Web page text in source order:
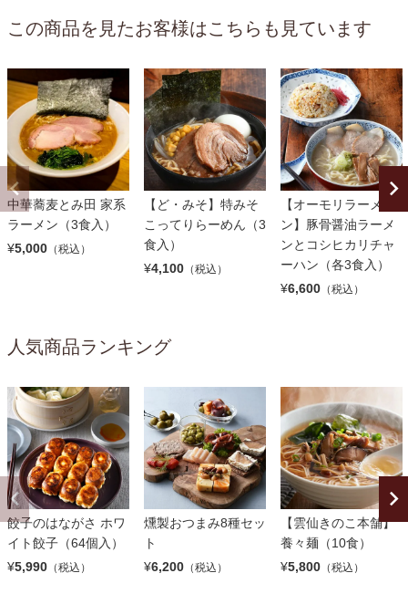
この商品を見たお客様はこちらも見ています
中華蕎麦とみ田 家系
ラーメン（3食入）
¥5,000 （税込）
【ど・みそ】特みそ
こってりらーめん（3
食入）
¥4,100 （税込）
【オーモリラーメ
ン】豚骨醤油ラーメ
ンとコシヒカリチャ
ーハン（各3食入）
¥6,600 （税込）
人気商品ランキング
餃子のはながさ ホワ
イト餃子（64個入）
¥5,990 （税込）
燻製おつまみ8種セッ
ト
¥6,200 （税込）
【雲仙きのこ本舗】
養々麺（10食）
¥5,800 （税込）